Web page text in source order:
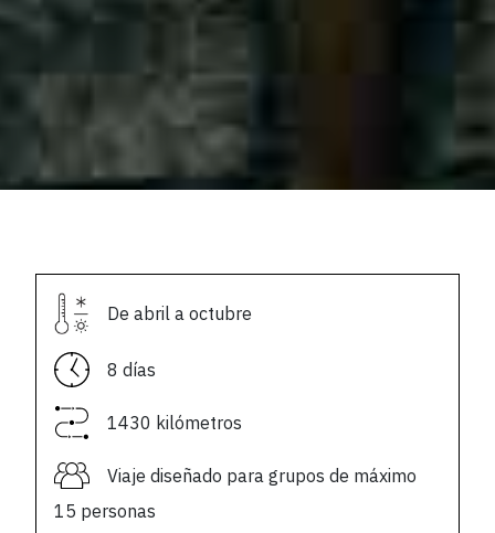
De abril a octubre
8 días
1430 kilómetros
Viaje diseñado para grupos de máximo
15 personas